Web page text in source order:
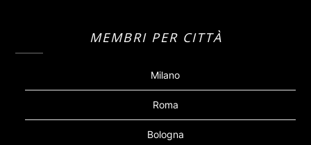
MEMBRI PER CITTÀ
Milano
Roma
Bologna